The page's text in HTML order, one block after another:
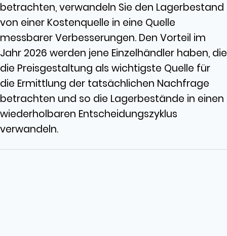
betrachten, verwandeln Sie den Lagerbestand
von einer Kostenquelle in eine Quelle
messbarer Verbesserungen. Den Vorteil im
Jahr 2026 werden jene Einzelhändler haben, die
die Preisgestaltung als wichtigste Quelle für
die Ermittlung der tatsächlichen Nachfrage
betrachten und so die Lagerbestände in einen
wiederholbaren Entscheidungszyklus
verwandeln.